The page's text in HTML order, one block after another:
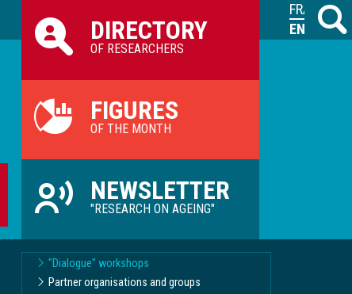
Search
M
ILVV
DIRECTORY
OF RESEARCHERS
FIGURES
OF THE MONTH
NEWSLETTER
"RESEARCH ON AGEING"
"Dialogue" workshops
Partner organisations and groups
FRANÇAIS
ENGLISH